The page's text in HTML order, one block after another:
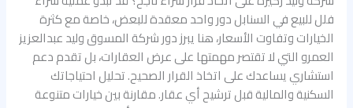
فلل للبيع في السنابل دور واحد معقدة للبعض، خاصة مع كثرة
الخيارات وتفاوت الأسعار، هنا يبرز دور شركة المسوق وليد عبدالعزيز
العمرو التي لا تقتصر مهمتها على عرض العقارات، بل تقدم دعم
استشاري يساعدك على اتخاذ القرار الصحيح. تحليل احتياجاتك
السكنية والمالية قبل ترشيح أي عقار. مقارنة بين خيارات متنوعة